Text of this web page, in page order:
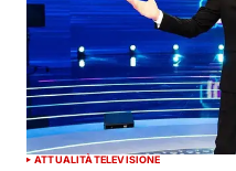
ATTUALITÀTELEVISIONE